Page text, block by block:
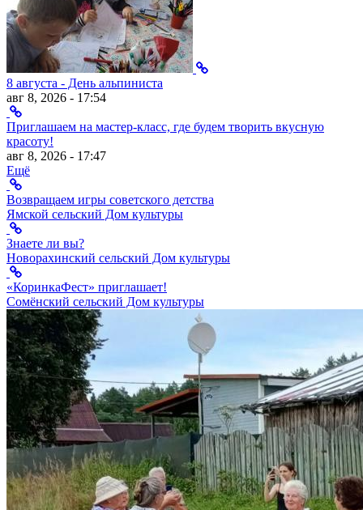
8 августа - День альпиниста
авг 8, 2026 - 17:54
Приглашаем на мастер-класс, где будем творить вкусную
красоту!
авг 8, 2026 - 17:47
Ещё
Возвращаем игры советского детства
Ямской сельский Дом культуры
Знаете ли вы?
Новорахинский сельский Дом культуры
«КоринкаФест» приглашает!
Сомёнский сельский Дом культуры